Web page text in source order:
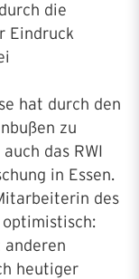
die
Eindruck
hat durch den
zu
das RWI
in Essen.
des
anderen
heutiger